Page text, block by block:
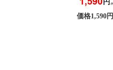
価格1,590円